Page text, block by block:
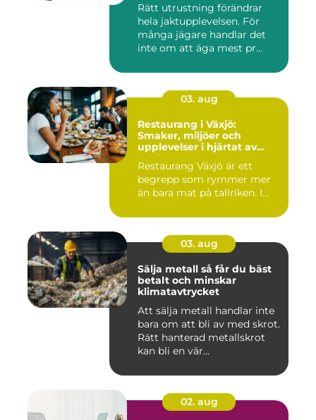
Rätt utrustning förändrar
hela jaktupplevelsen. För
många jägare handlar det
inte om att äga mest pr...
03. aug
Restaurang i Växjö:
Smaker, miljöer och
upplevelser i hjärtat av
Restaurang Växjö är ett
begrepp som rymmer mer
än bara mat på tallriken. I...
03. aug
Sälja metall så får du bäst
betalt och minskar
klimatavtrycket
Att sälja metall handlar inte
bara om att bli av med skrot.
Rätt hanterad metallskrot
kan bli en vär...
02. aug